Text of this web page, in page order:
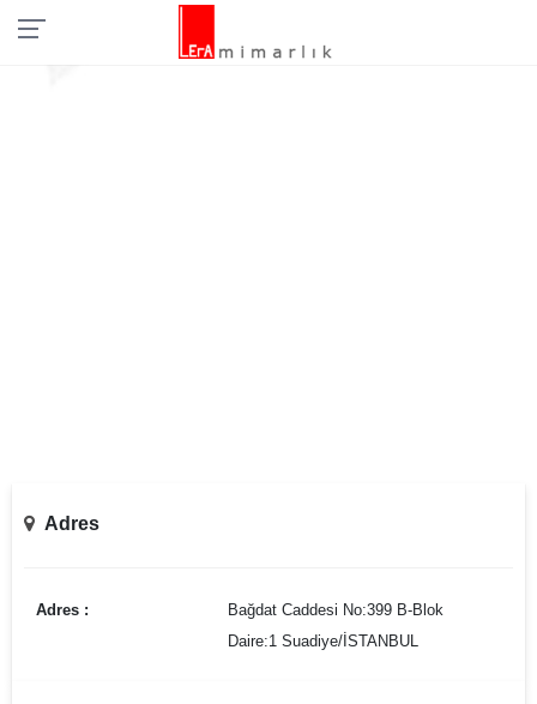
Adres
Adres :
Bağdat Caddesi No:399 B-Blok
Daire:1 Suadiye/İSTANBUL